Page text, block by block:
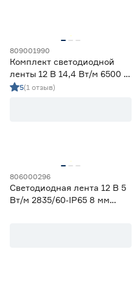
3500-4100К -
5000-6500К - Холодный
Регулируемый (белый)
Цветной
3000 (теплый)
3800-4200 (дневной)
4000 (нейтральный)
Степень защиты (IP)
809001990
Комплект светодиодной
ленты 12 В 14,4 Вт/м 6500 К
IP65 5050 5 м ЭРА
5(1 отзыв)
806000296
Светодиодная лента 12 В 5
Вт/м 2835/60‑IP65 8 мм